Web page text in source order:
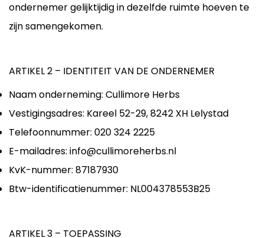
ondernemer gelijktijdig in dezelfde ruimte hoeven te
zijn samengekomen.
ARTIKEL 2 – IDENTITEIT VAN DE ONDERNEMER
Naam onderneming: Cullimore Herbs
Vestigingsadres: Kareel 52-29, 8242 XH Lelystad
Telefoonnummer: 020 324 2225
E-mailadres: info@cullimoreherbs.nl
KvK-nummer: 87187930
Btw-identificatienummer: NL004378553B25
ARTIKEL 3 – TOEPASSING